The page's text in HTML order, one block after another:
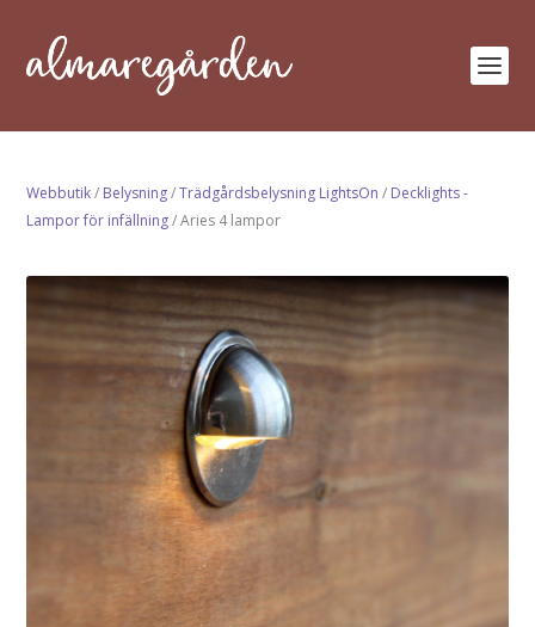
Webbutik/ Belysning/Trädgårdsbelysning LightsOn / Decklights -
Lampor för infällning/ Aries 4 lampor